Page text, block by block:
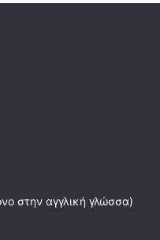
στην αγγλική γλώσσα)